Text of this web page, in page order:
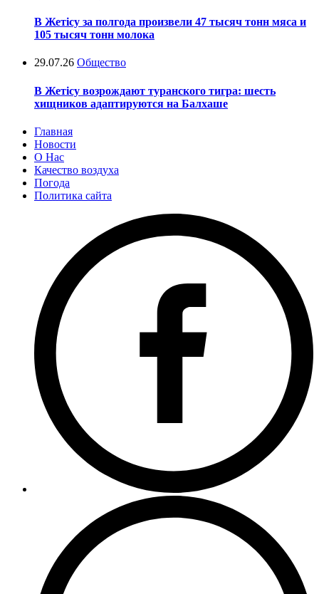
В Жетісу за полгода произвели 47 тысяч тонн мяса и
105 тысяч тонн молока
29.07.26 Общество
В Жетісу возрождают туранского тигра: шесть
хищников адаптируются на Балхаше
Главная
Новости
О Нас
Качество воздуха
Погода
Политика сайта